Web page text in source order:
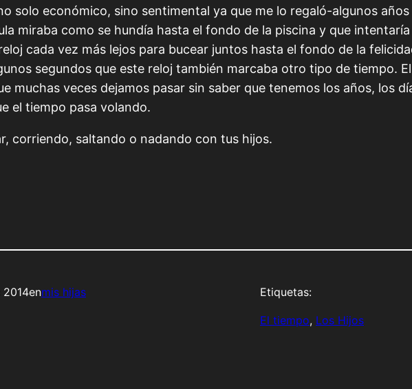
solo económico, sino sentimental ya que me lo regaló-algunos
miraba como se hundía hasta el fondo de la piscina y que
cada vez más lejos para bucear juntos hasta el fondo de la
segundos que este reloj también marcaba otro tipo de tiempo.
muchas veces dejamos pasar sin saber que tenemos los años, los
el tiempo pasa volando.
corriendo, saltando o nadando con tus hijos.
2014enmis hijas Etiquetas:
El tiempo, Los Hijos